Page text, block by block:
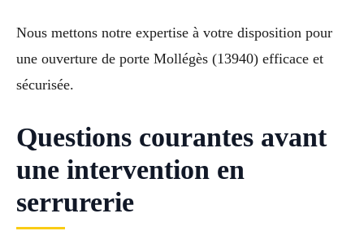
Nous mettons notre expertise à votre disposition pour
une ouverture de porte Mollégès (13940) efficace et
sécurisée.
Questions courantes avant
une intervention en
serrurerie